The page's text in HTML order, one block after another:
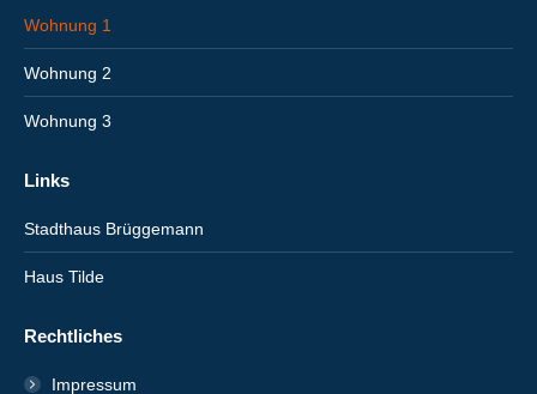
Wohnung 1
Wohnung 2
Wohnung 3
Links
Stadthaus Brüggemann
Haus Tilde
Rechtliches
Impressum